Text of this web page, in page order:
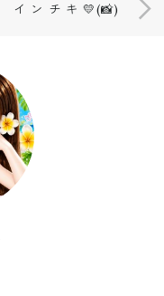
イ ン チ キ 💛(📸)